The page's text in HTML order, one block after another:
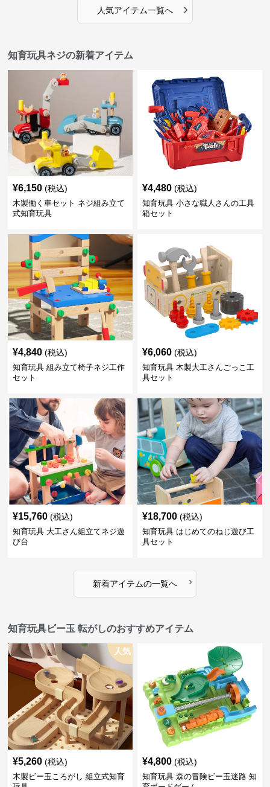
人気アイテム一覧へ ›
知育玩具ネジの新着アイテム
¥6,150 (税込)
木製働く車セット ネジ組み立て
式知育玩具
¥4,480 (税込)
知育玩具 小さな職人さんの工具
箱セット
¥4,840 (税込)
知育玩具 組み立て椅子ネジ工作
セット
¥6,060 (税込)
知育玩具 木製大工さんごっこ工
具セット
¥15,760 (税込)
知育玩具 大工さん組立てネジ遊
び台
¥18,700 (税込)
知育玩具 はじめてのねじ遊び工
具セット
新着アイテムの一覧へ ›
知育玩具ビー玉 転がしのおすすめアイテム
人気
¥5,260 (税込)
木製ビー玉ころがし 組立式知育
¥4,800 (税込)
知育玩具 森の冒険ビー玉迷路 知